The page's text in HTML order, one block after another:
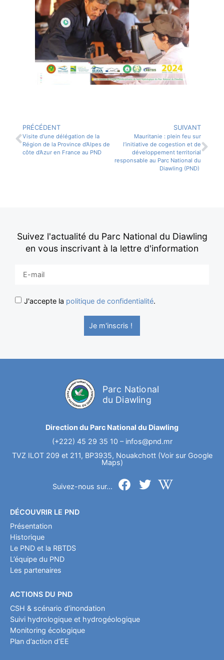
PRÉCÉDENT
Visite d’une délégation de la
Région de la Province d’Alpes de
côte d’Azur en France au PND
SUIVANT
Mauritanie : plein feu sur
l’initiative de cogestion et de
développement territorial
responsable au Parc National du
Diawling (PND)
Suivez l'actualité du Parc National du Diawling
en vous inscrivant à la lettre d'information
J'accepte la politique de confidentialité
Je m'inscris !
Parc National
du Diawling
Direction du Parc National du Diawling
(+222) 45 29 35 10 – infos@pnd.mr
TVZ ILOT 209 et 211, BP3935, Nouakchott (Voir sur Google
Maps)
Suivez-nous sur...
DÉCOUVRIR LE PND
Présentation
Historique
Le PND et la RBTDS
L’équipe du PND
Les partenaires
ACTIONS DU PND
CSH & scénario d’inondation
Suivi hydrologique et hydrogéologique
Monitoring écologique
Plan d’action d’EE